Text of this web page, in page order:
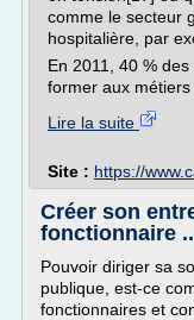
comme le secteur
hospitalière, par
En 2011, 40 %
former aux métiers
Lire la suite
Site : https://
Créer son
fonctionnaire
Pouvoir diriger sa
publique, est-ce
fonctionnaires et